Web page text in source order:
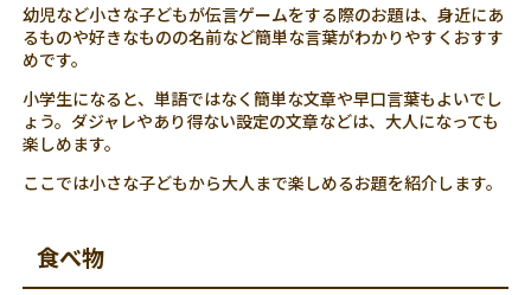
幼児など小さな子どもが伝言ゲームをする際のお題は、身近にあ
るものや好きなものの名前など簡単な言葉がわかりやすくおすす
めです。
小学生になると、単語ではなく簡単な文章や早口言葉もよいでし
ょう。ダジャレやあり得ない設定の文章などは、大人になっても
楽しめます。
ここでは小さな子どもから大人まで楽しめるお題を紹介します。
食べ物